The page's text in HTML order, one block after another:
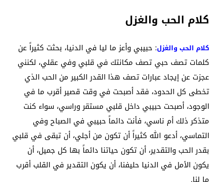
كلام الحب والغزل
كلام الحب والغزل: حبيبي وأعز ما ليا في الدنيا، بحثت كثيراً عن
كلمات تصف حبي تصف مكانتك في قلبي وفي عقلي، لكنني
عجزت عن إيجاد عبارات تصف هذا القدر الكبير من الحب الذي
تخطى كل الحدود، فقد أصبحت في وقت قصير أقرب ما في
الوجود، أصبحت حبيبي داخل قلبي مستقر وراسي، سواء كنت
متذكر ذلك أم ناسي، فأنت دائماً حبيبي في الصباح وفي
التماسي، أدعو الله كثيراً أن تكون من أجلي، أن تبقى في قلبي
بقدر الحب والتقدير، أن تكون حياتنا دائماً بها كل جميل، أن
يكون الأمل في الدنيا حليفنا، أن يكون التقدير في القلب أقرب